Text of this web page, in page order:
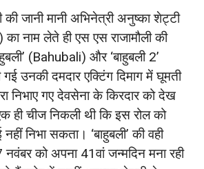
जानी मानी अभिनेत्री अनुष्का शेट्टी
नाम लेते ही एस एस राजामौली की
(Bahubali) और ‘बाहुबली 2’
उनकी दमदार एक्टिंग दिमाग में घूमती
निभाए गए देवसेना के किरदार को देख
ही चीज निकली थी कि इस रोल को
निभा सकता। ‘बाहुबली’ की वही
नवंबर को अपना 41वां जन्मदिन मना रही